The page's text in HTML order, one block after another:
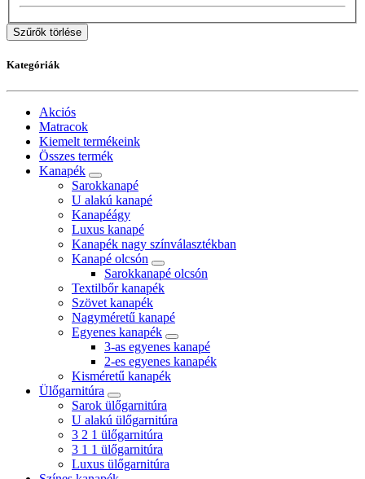
Szűrők törlése
Kategóriák
Akciós
Matracok
Kiemelt termékeink
Összes termék
Kanapék
Sarokkanapé
U alakú kanapé
Kanapéágy
Luxus kanapé
Kanapék nagy színválasztékban
Kanapé olcsón
Sarokkanapé olcsón
Textilbőr kanapék
Szövet kanapék
Nagyméretű kanapé
Egyenes kanapék
3-as egyenes kanapé
2-es egyenes kanapék
Kisméretű kanapék
Ülőgarnitúra
Sarok ülőgarnitúra
U alakú ülőgarnitúra
3 2 1 ülőgarnitúra
3 1 1 ülőgarnitúra
Luxus ülőgarnitúra